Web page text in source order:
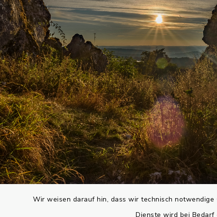
Wir weisen darauf hin, dass wir technisch
Dienste wird bei